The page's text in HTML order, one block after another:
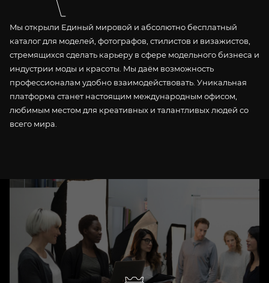
Мы открыли Единый мировой и абсолютно бесплатный
каталог для моделей, фотографов, стилистов и визажистов,
стремящихся сделать карьеру в сфере модельного бизнеса и
индустрии моды и красоты. Мы даём возможность
профессионалам удобно взаимодействовать. Уникальная
платформа станет настоящим международным офисом,
любимым местом для креативных и талантливых людей со
всего мира.